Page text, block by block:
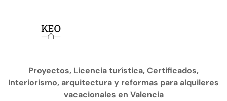
Proyectos, Licencia turística, Certificados,
Interiorismo, arquitectura y reformas para alquileres
vacacionales en Valencia